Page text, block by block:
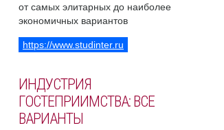
от самых элитарных до наиболее
экономичных вариантов
https://www.studinter.ru
ИНДУСТРИЯ
ГОСТЕПРИИМСТВА: ВСЕ
ВАРИАНТЫ